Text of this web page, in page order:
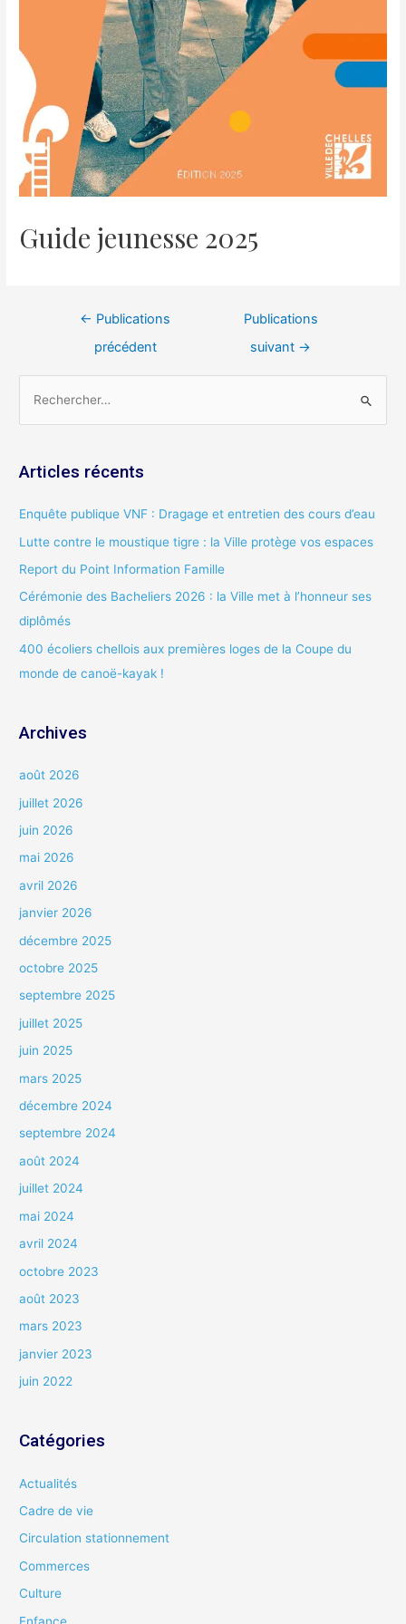
Guide jeunesse 2025
← Publications
précédent
Publications
suivant →
e
h
c
h
e
r
:
Articles récents
Enquête publique VNF : Dragage et entretien des cours d’eau
Lutte contre le moustique tigre : la Ville protège vos espaces
Report du Point Information Famille
Cérémonie des Bacheliers 2026 : la Ville met à l’honneur ses
diplômés
400 écoliers chellois aux premières loges de la Coupe du
monde de canoë-kayak !
Archives
août 2026
juillet 2026
juin 2026
mai 2026
avril 2026
janvier 2026
décembre 2025
octobre 2025
septembre 2025
juillet 2025
juin 2025
mars 2025
décembre 2024
septembre 2024
août 2024
juillet 2024
mai 2024
avril 2024
octobre 2023
août 2023
mars 2023
janvier 2023
juin 2022
Catégories
Actualités
Cadre de vie
Circulation stationnement
Commerces
Culture
Enfance